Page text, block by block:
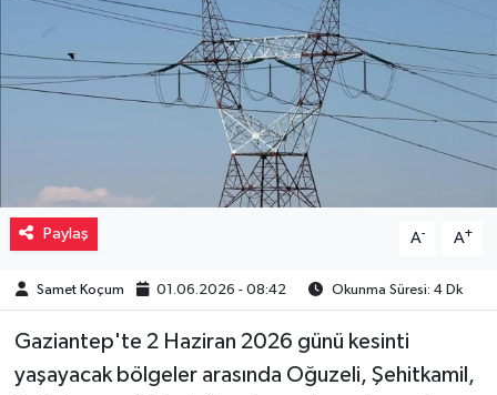
Paylaş A- A+
Samet Koçum 01.06.2026 - 08:42 Okunma Süresi: 4 Dk
Gaziantep'te 2 Haziran 2026 günü kesinti
yaşayacak bölgeler arasında Oğuzeli, Şehitkamil,
Piyasa
Sağlık
Siyaset
Spor